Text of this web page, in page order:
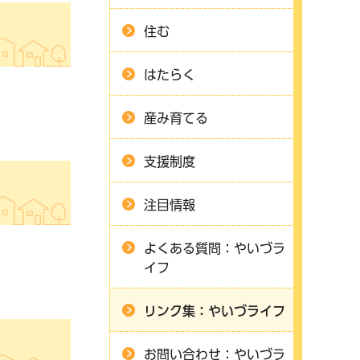
住む
はたらく
産み育てる
支援制度
注目情報
よくある質問：やいづラ
イフ
リンク集：やいづライフ
お問い合わせ：やいづラ